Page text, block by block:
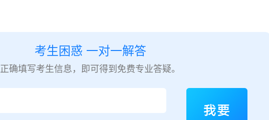
考生困惑 一对一解答
正确填写考生信息，即可得到免费专业答疑。